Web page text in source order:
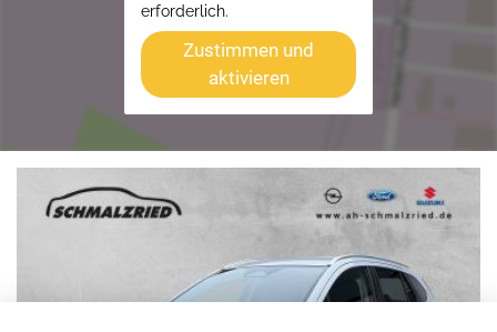
erforderlich.
Zustimmen und
aktivieren